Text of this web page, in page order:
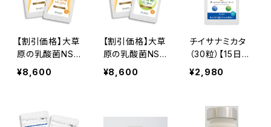
【割引価格】大草
原の乳酸菌NS-
Slim（36粒）× 2
袋セット ≪36
¥8,600
【割引価格】大草
原の乳酸菌NS-
Max（36粒）＋N
S-Slim（36粒）【
¥8,600
チイサナミカタ
（30粒）【15日
分】≪BG21菌発
酵物・NS乳酸
シリトール≫
¥2,980